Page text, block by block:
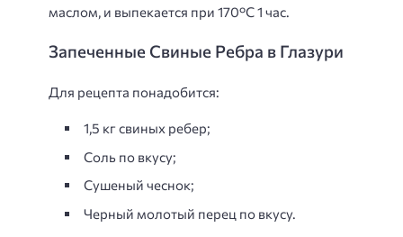
маслом, и выпекается при 170°С 1 час.
Запеченные Свиные Ребра в Глазури
Для рецепта понадобится:
1,5 кг свиных ребер;
Соль по вкусу;
Сушеный чеснок;
Черный молотый перец по вкусу.